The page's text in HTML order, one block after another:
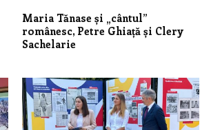
Maria Tănase și „cântul”
românesc, Petre Ghiață și Clery
Sachelarie